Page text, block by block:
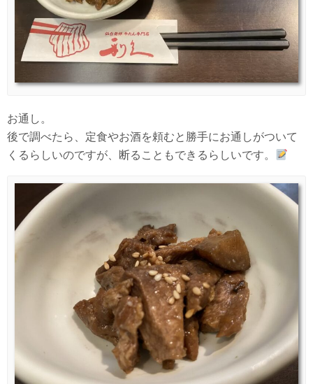
お通し。
後で調べたら、定食やお酒を頼むと勝手にお通しがついて
くるらしいのですが、断ることもできるらしいです。